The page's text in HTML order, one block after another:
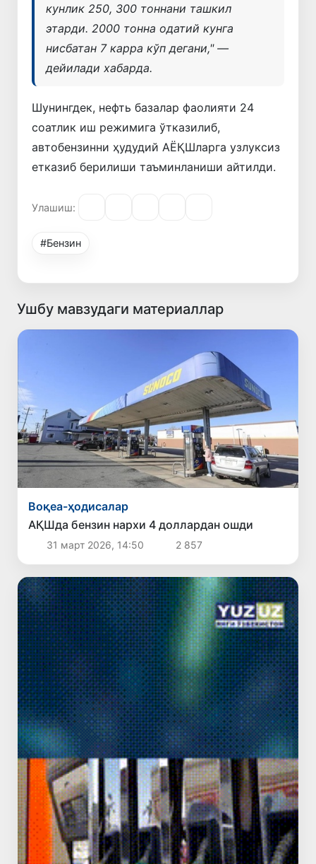
кунлик 250, 300 тоннани ташкил
этарди. 2000 тонна одатий кунга
нисбатан 7 карра кўп дегани," —
дейилади хабарда.
Шунингдек, нефть базалар фаолияти 24
соатлик иш режимига ўтказилиб,
автобензинни ҳудудий АЁҚШларга узлуксиз
етказиб берилиши таъминланиши айтилди.
Улашиш:
#Бензин
Ушбу мавзудаги материаллар
Воқеа-ҳодисалар
АҚШда бензин нархи 4 доллардан ошди
31 март 2026, 14:50 2 857